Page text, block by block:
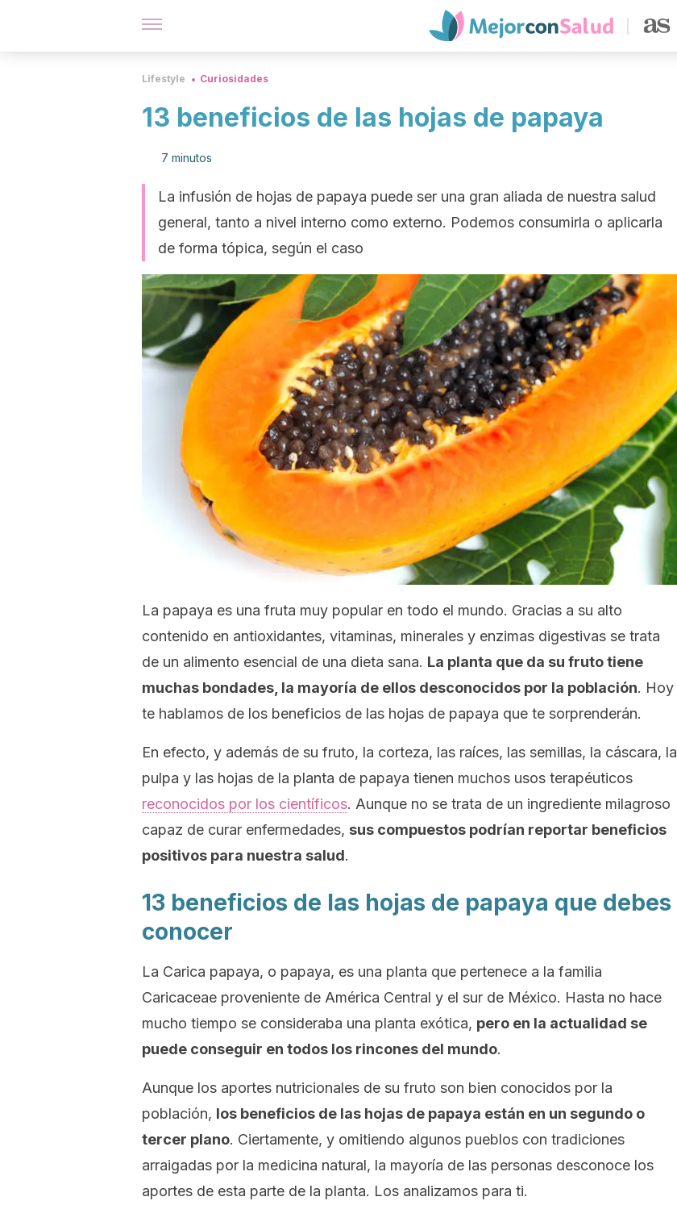
Lifestyle Curiosidades
13 beneficios de las hojas de papaya
7 minutos
La infusión de hojas de papaya puede ser una gran aliada de nuestra salud
general, tanto a nivel interno como externo. Podemos consumirla o aplicarla
de forma tópica, según el caso
La papaya es una fruta muy popular en todo el mundo. Gracias a su alto
contenido en antioxidantes, vitaminas, minerales y enzimas digestivas se trata
de un alimento esencial de una dieta sana. La planta que da su fruto tiene
muchas bondades, la mayoría de ellos desconocidos por la población. Hoy
te hablamos de los beneficios de las hojas de papaya que te sorprenderán.
En efecto, y además de su fruto, la corteza, las raíces, las semillas, la cáscara, la
pulpa y las hojas de la planta de papaya tienen muchos usos terapéuticos
reconocidos por los científicos. Aunque no se trata de un ingrediente milagroso
capaz de curar enfermedades, sus compuestos podrían reportar beneficios
positivos para nuestra salud.
13 beneficios de las hojas de papaya que debes
conocer
La Carica papaya, o papaya, es una planta que pertenece a la familia
Caricaceae proveniente de América Central y el sur de México. Hasta no hace
mucho tiempo se consideraba una planta exótica, pero en la actualidad se
puede conseguir en todos los rincones del mundo.
Aunque los aportes nutricionales de su fruto son bien conocidos por la
población, los beneficios de las hojas de papaya están en un segundo o
tercer plano. Ciertamente, y omitiendo algunos pueblos con tradiciones
arraigadas por la medicina natural, la mayoría de las personas desconoce los
aportes de esta parte de la planta. Los analizamos para ti.